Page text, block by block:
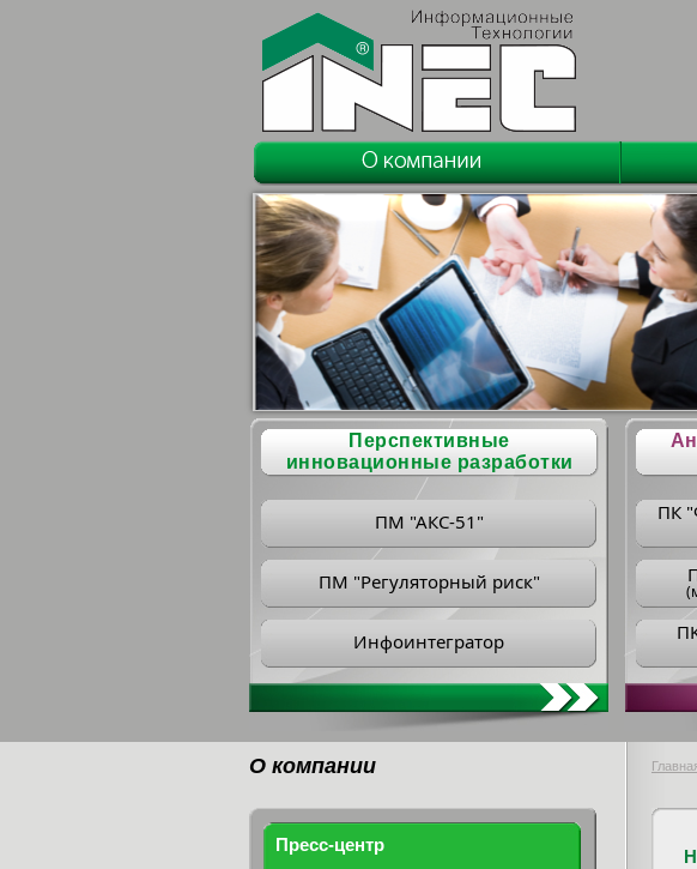
Перспективные
инновационные разработки
ПМ "АКС-51"
ПМ "Регуляторный риск"
Инфоинтегратор
ПК
О компании
Пресс-центр